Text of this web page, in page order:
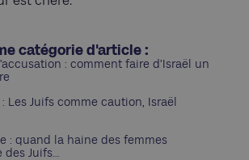
catégorie d'article :
: comment faire d’Israël un
Les Juifs comme caution, Israël
: quand la haine des femmes
Juifs…